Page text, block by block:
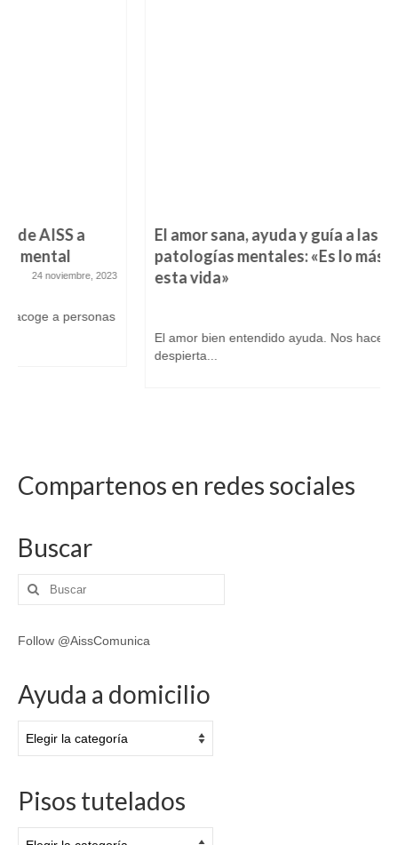
El amor sana, ayuda y guía a las personas con
patologías mentales: «Es lo más importante de
esta vida»
El amor bien entendido ayuda. Nos hace más felices y nos
Compartenos en redes sociales
Buscar
Buscar
por:
Follow @AissComunica
Ayuda a domicilio
Pisos tutelados